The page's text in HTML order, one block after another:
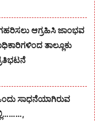
ಆಗ್ರಹಿಸಿ ಜಾಂಭವ
ತಾಲ್ಲೂಕು
ಸಾಧನೆಯಾಗಿರುವ